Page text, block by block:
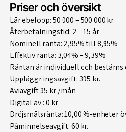
Priser och översikt
Lånebelopp: 50 000 – 500 000 kr
Återbetalningstid: 2 – 15 år
Nominell ränta: 2,95% till 8,95%
Effektiv ränta: 3,04% – 9,39%
Räntan är individuell och
Uppläggningsavgift: 395 kr.
Aviavgift 35 kr /mån
Digital avi: 0 kr
Dröjsmålsränta: 10,00 %-enheter
Påminnelseavgift: 60 kr.